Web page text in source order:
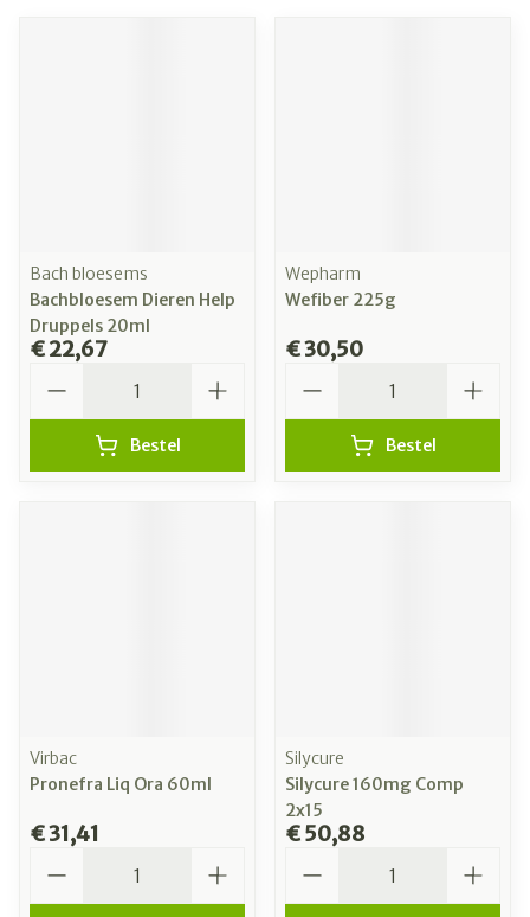
Bach bloesems
Bachbloesem Dieren Help
Druppels 20ml
€ 22,67
Bestel
Wepharm
Wefiber 225g
€ 30,50
Bestel
Virbac
Pronefra Liq Ora 60ml
€ 31,41
Silycure
Silycure 160mg Comp
2x15
€ 50,88